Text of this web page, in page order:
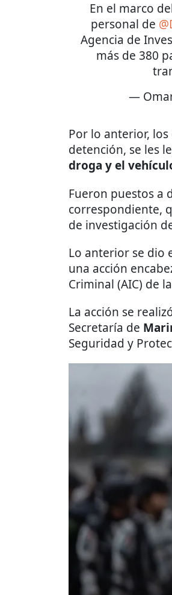
En el marco
personal de
Agencia de
más de 380
—
Por lo anterior,
detención, se les
droga y el
Fueron puestos a
correspondiente,
de investigación
Lo anterior se dio
una acción
Criminal (AIC) de
La acción se
Secretaría de
Seguridad y